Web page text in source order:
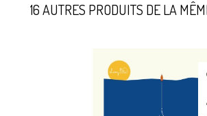
16 AUTRES PRODUITS DE LA